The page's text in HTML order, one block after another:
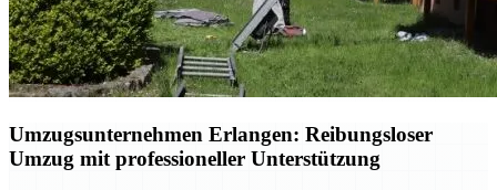
Umzugsunternehmen Erlangen: Reibungsloser
Umzug mit professioneller Unterstützung